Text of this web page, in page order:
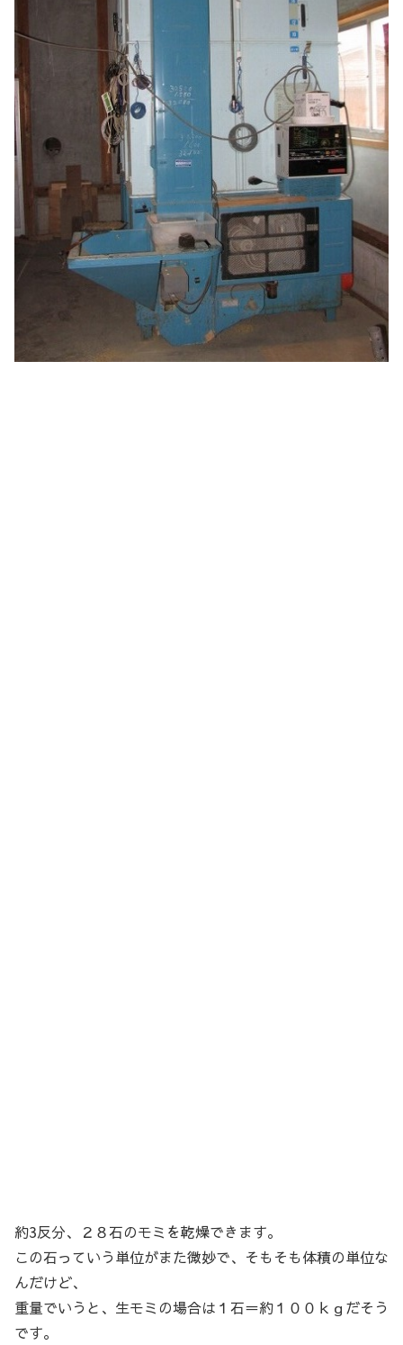
約3反分、２８石のモミを乾燥できます。
この石っていう単位がまた微妙で、そもそも体積の単位な
んだけど、
重量でいうと、生モミの場合は１石＝約１００ｋｇだそう
です。